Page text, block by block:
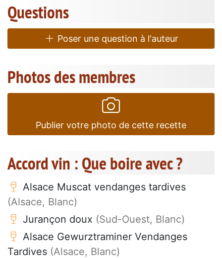
Questions
Poser une question à l'auteur
Photos des membres
Publier votre photo de cette recette
Accord vin : Que boire avec ?
Alsace Muscat vendanges tardives
(Alsace, Blanc)
Jurançon doux (Sud-Ouest, Blanc)
Alsace Gewurztraminer Vendanges
Tardives (Alsace, Blanc)